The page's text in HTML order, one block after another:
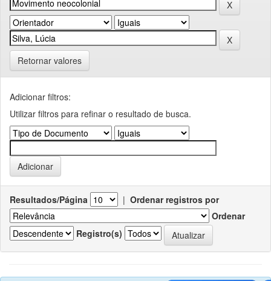
Retornar valores
Adicionar filtros:
Utilizar filtros para refinar o resultado de busca.
Resultados/Página | Ordenar registros por
Ordenar
Registro(s)